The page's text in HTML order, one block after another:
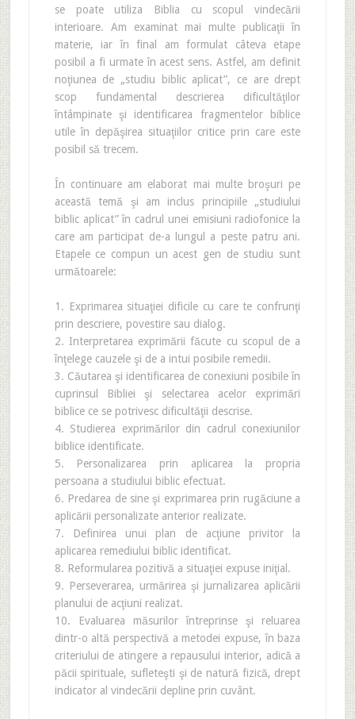
se poate utiliza Biblia cu scopul vindecării
interioare. Am examinat mai multe publicaţii în
materie, iar în final am formulat câteva etape
posibil a fi urmate în acest sens. Astfel, am definit
noţiunea de „studiu biblic aplicat”, ce are drept
scop fundamental descrierea dificultăţilor
întâmpinate şi identificarea fragmentelor biblice
utile în depăşirea situaţiilor critice prin care este
posibil să trecem.
În continuare am elaborat mai multe broşuri pe
această temă şi am inclus principiile „studiului
biblic aplicat” în cadrul unei emisiuni radiofonice la
care am participat de-a lungul a peste patru ani.
Etapele ce compun un acest gen de studiu sunt
următoarele:
1. Exprimarea situaţiei dificile cu care te confrunţi
prin descriere, povestire sau dialog.
2. Interpretarea exprimării făcute cu scopul de a
înţelege cauzele şi de a intui posibile remedii.
3. Căutarea şi identificarea de conexiuni posibile în
cuprinsul Bibliei şi selectarea acelor exprimări
biblice ce se potrivesc dificultăţii descrise.
4. Studierea exprimărilor din cadrul conexiunilor
biblice identificate.
5. Personalizarea prin aplicarea la propria
persoana a studiului biblic efectuat.
6. Predarea de sine şi exprimarea prin rugăciune a
aplicării personalizate anterior realizate.
7. Definirea unui plan de acţiune privitor la
aplicarea remediului biblic identificat.
8. Reformularea pozitivă a situaţiei expuse iniţial.
9. Perseverarea, urmărirea şi jurnalizarea aplicării
planului de acţiuni realizat.
10. Evaluarea măsurilor întreprinse şi reluarea
dintr-o altă perspectivă a metodei expuse, în baza
criteriului de atingere a repausului interior, adică a
păcii spirituale, sufleteşti şi de natură fizică, drept
indicator al vindecării depline prin cuvânt.